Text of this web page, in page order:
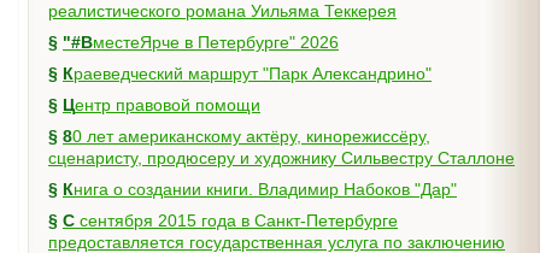
реалистического романа Уильяма Теккерея
§
"#ВместеЯрче в Петербурге" 2026
§
Краеведческий маршрут "Парк Александрино"
§
Центр правовой помощи
§ 80 лет американскому актёру, кинорежиссёру,
сценаристу, продюсеру и художнику Сильвестру Сталлоне
§
Книга о создании книги. Владимир Набоков "Дар"
§ С сентября 2015 года в Санкт-Петербурге
предоставляется государственная услуга по заключению